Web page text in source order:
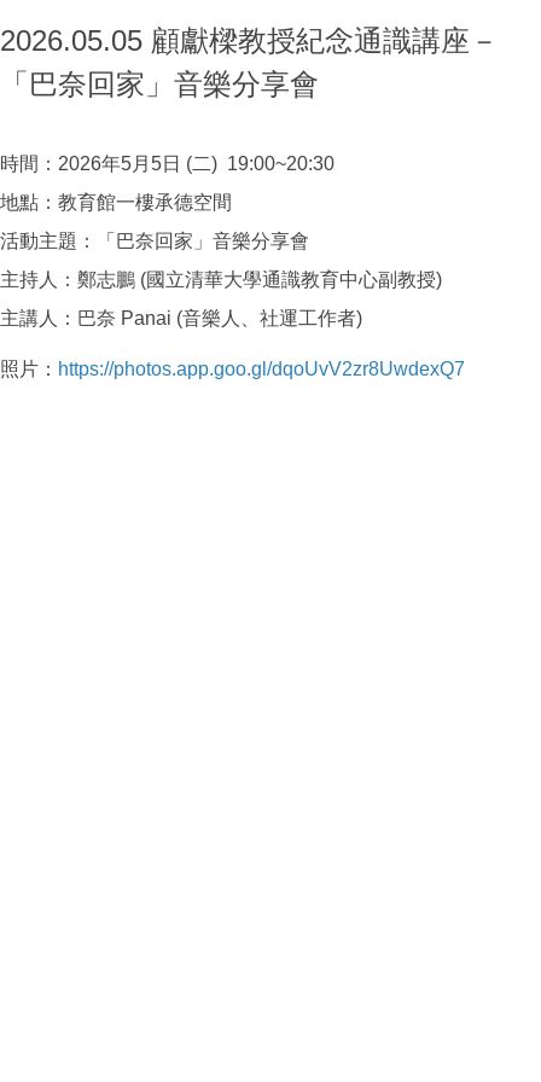
2026.05.05 顧獻樑教授紀念通識講座－
「巴奈回家」音樂分享會
時間：2026年5月5日 (二) 19:00~20:30
地點：教育館一樓承德空間
活動主題：「巴奈回家」音樂分享會
主持人：鄭志鵬 (國立清華大學通識教育中心副教授)
主講人：巴奈 Panai (音樂人、社運工作者)
照片： https://photos.app.goo.gl/dqoUvV2zr8UwdexQ7